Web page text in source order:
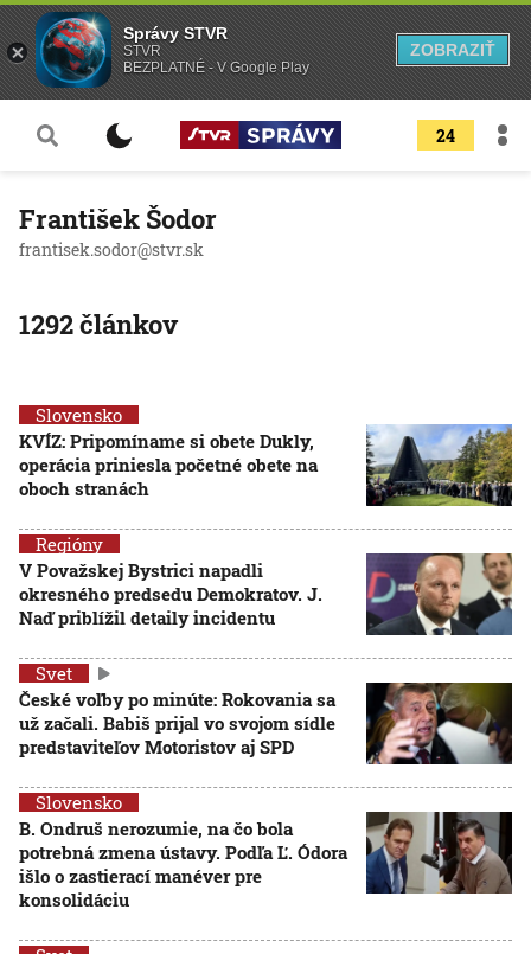
24
František Šodor
frantisek.sodor@stvr.sk
1292 článkov
Slovensko
KVÍZ: Pripomíname si obete Dukly,
operácia priniesla početné obete na
oboch stranách
Regióny
V Považskej Bystrici napadli
okresného predsedu Demokratov. J.
Naď priblížil detaily incidentu
Svet
České voľby po minúte: Rokovania sa
už začali. Babiš prijal vo svojom sídle
predstaviteľov Motoristov aj SPD
Slovensko
B. Ondruš nerozumie, na čo bola
potrebná zmena ústavy. Podľa Ľ. Ódora
išlo o zastierací manéver pre
konsolidáciu
Správy STVR
STVR
BEZPLATNÉ - V Google Play
ZOBRAZIŤ